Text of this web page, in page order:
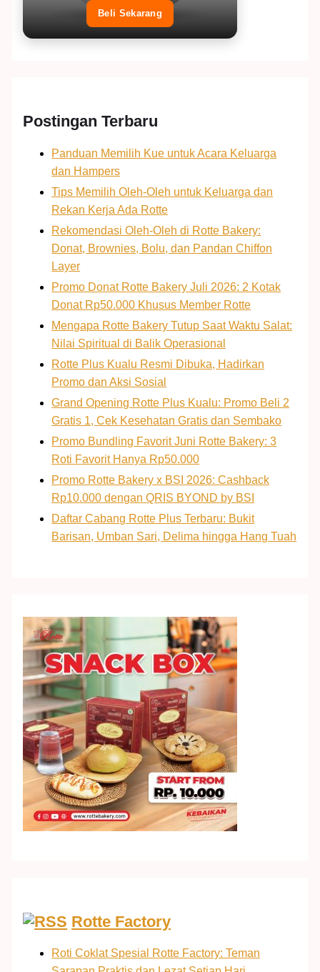
Beli Sekarang
Postingan Terbaru
Panduan Memilih Kue untuk Acara Keluarga
dan Hampers
Tips Memilih Oleh-Oleh untuk Keluarga dan
Rekan Kerja Ada Rotte
Rekomendasi Oleh-Oleh di Rotte Bakery:
Donat, Brownies, Bolu, dan Pandan Chiffon
Layer
Promo Donat Rotte Bakery Juli 2026: 2 Kotak
Donat Rp50.000 Khusus Member Rotte
Mengapa Rotte Bakery Tutup Saat Waktu Salat:
Nilai Spiritual di Balik Operasional
Rotte Plus Kualu Resmi Dibuka, Hadirkan
Promo dan Aksi Sosial
Grand Opening Rotte Plus Kualu: Promo Beli 2
Gratis 1, Cek Kesehatan Gratis dan Sembako
Promo Bundling Favorit Juni Rotte Bakery: 3
Roti Favorit Hanya Rp50.000
Promo Rotte Bakery x BSI 2026: Cashback
Rp10.000 dengan QRIS BYOND by BSI
Daftar Cabang Rotte Plus Terbaru: Bukit
Barisan, Umban Sari, Delima hingga Hang Tuah
Rotte Factory
Roti Coklat Spesial Rotte Factory: Teman